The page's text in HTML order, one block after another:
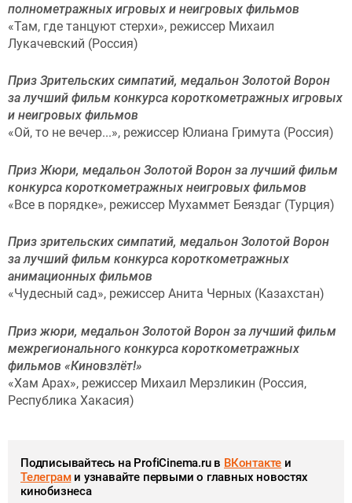
полнометражных игровых и неигровых фильмов
«Там, где танцуют стерхи», режиссер Михаил
Лукачевский (Россия)
Приз Зрительских симпатий, медальон Золотой Ворон
за лучший фильм конкурса короткометражных игровых
и неигровых фильмов
«Ой, то не вечер...», режиссер Юлиана Гримута (Россия)
Приз Жюри, медальон Золотой Ворон за лучший фильм
конкурса короткометражных неигровых фильмов
«Все в порядке», режиссер Мухаммет Беяздаг (Турция)
Приз зрительских симпатий, медальон Золотой Ворон
за лучший фильм конкурса короткометражных
анимационных фильмов
«Чудесный сад», режиссер Анита Черных (Казахстан)
Приз жюри, медальон Золотой Ворон за лучший фильм
межрегионального конкурса короткометражных
фильмов «Киновзлёт!»
«Хам Арах», режиссер Михаил Мерзликин (Россия,
Республика Хакасия)
Подписывайтесь на ProfiCinema.ru в ВКонтакте и
Телеграми узнавайте первыми о главных новостях
кинобизнеса